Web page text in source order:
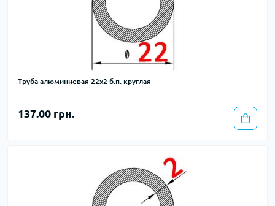
Труба алюминиевая 22х2 б.п. круглая
137.00 грн.